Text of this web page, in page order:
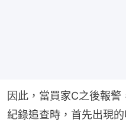
因此，當買家C之後報
紀錄追查時，首先出現